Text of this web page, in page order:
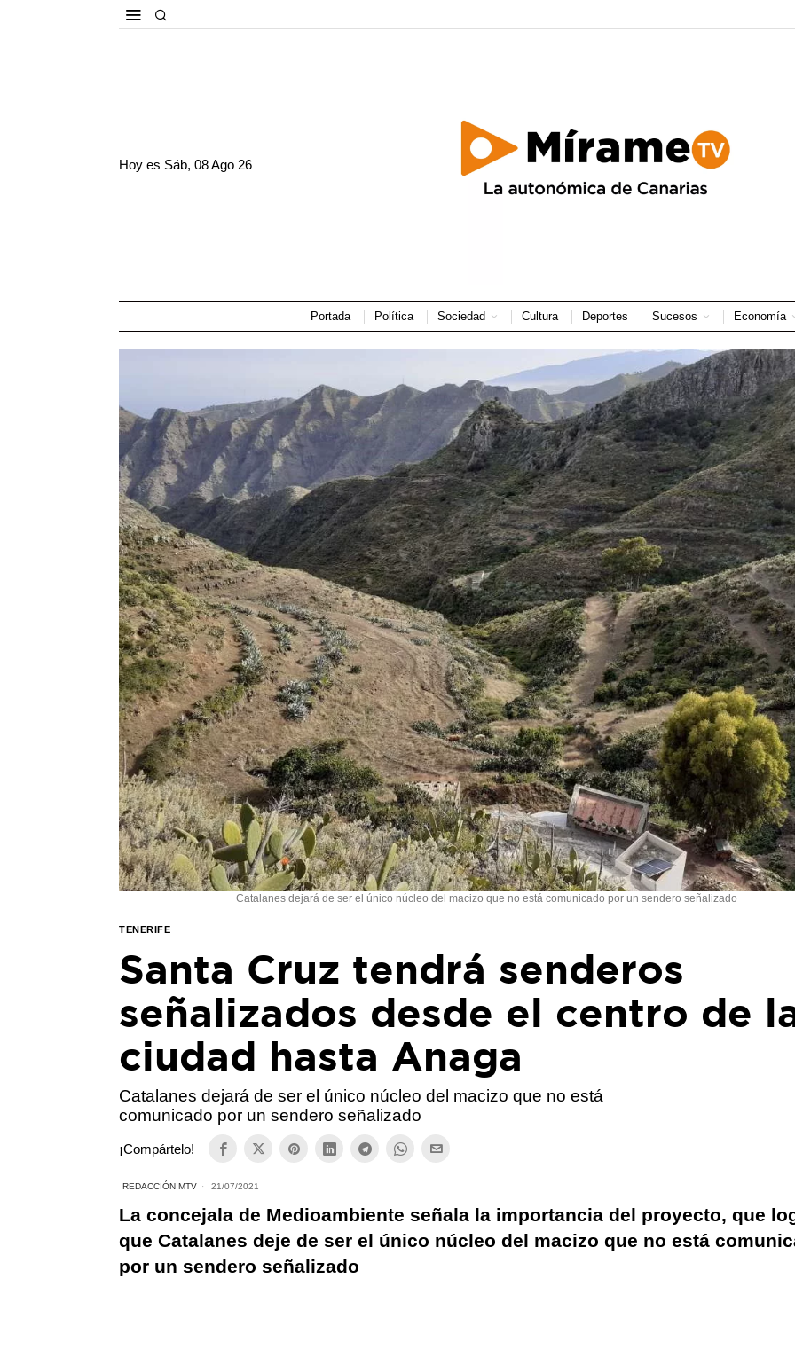
Hoy es Sáb, 08 Ago 26
Portada Política Sociedad Cultura Deportes Sucesos Economía
Catalanes dejará de ser el único núcleo del macizo que no está comunicado por un sendero señalizado
TENERIFE
Santa Cruz tendrá senderos
señalizados desde el centro de
ciudad hasta Anaga
Catalanes dejará de ser el único núcleo del macizo que no está
comunicado por un sendero señalizado
¡Compártelo!
REDACCIÓN MTV 21/07/2021
La concejala de Medioambiente señala la importancia del proyecto, que
que Catalanes deje de ser el único núcleo del macizo que no está
por un sendero señalizado